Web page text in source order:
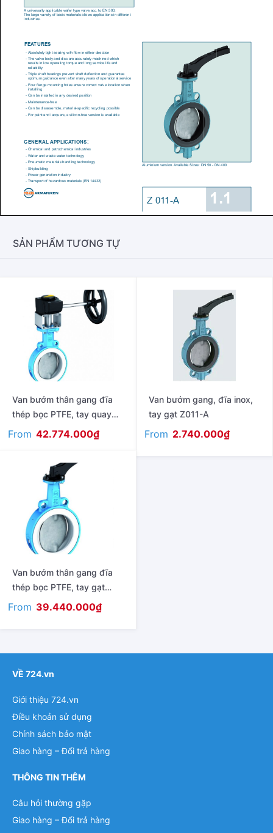
SẢN PHẨM TƯƠNG TỰ
Van bướm thân gang đĩa
thép bọc PTFE, tay quay
model T211-A
From 42.774.000₫
Van bướm gang, đĩa inox,
tay gạt Z011-A
From 2.740.000₫
Van bướm thân gang đĩa
thép bọc PTFE, tay gạt
model T211-A
From 39.440.000₫
VỀ 724.vn
Giới thiệu 724.vn
Điều khoản sử dụng
Chính sách bảo mật
Giao hàng – Đổi trả hàng
THÔNG TIN THÊM
Câu hỏi thường gặp
Giao hàng – Đổi trả hàng